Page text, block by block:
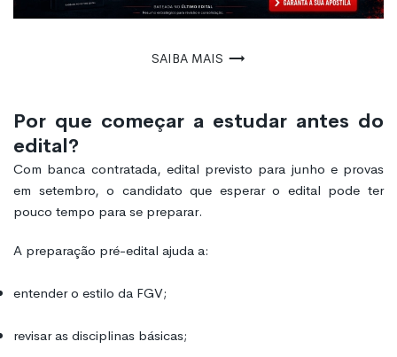
Saiba mais
Por que começar a estudar antes do
edital?
Com banca contratada, edital previsto para junho e provas
em setembro, o candidato que esperar o edital pode ter
pouco tempo para se preparar.
A preparação pré-edital ajuda a:
entender o estilo da FGV;
revisar as disciplinas básicas;